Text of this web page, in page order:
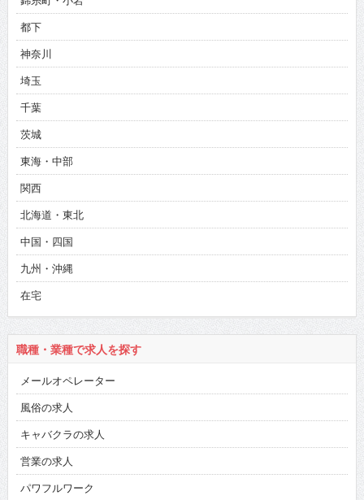
都下
神奈川
埼玉
千葉
茨城
東海・中部
関西
北海道・東北
中国・四国
九州・沖縄
在宅
職種・業種で求人を探す
メールオペレーター
風俗の求人
キャバクラの求人
営業の求人
パワフルワーク